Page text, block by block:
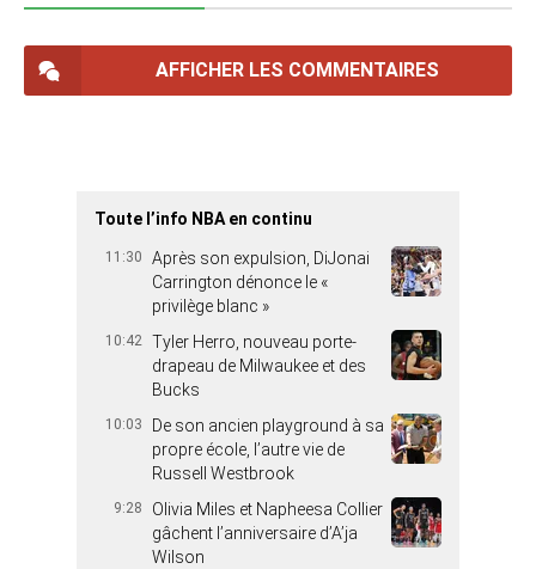
AFFICHER LES COMMENTAIRES
Toute l’info NBA en continu
11:30
Après son expulsion, DiJonai
Carrington dénonce le «
privilège blanc »
10:42 Tyler Herro, nouveau porte-
drapeau de Milwaukee et des
Bucks
10:03
De son ancien playground à sa
propre école, l’autre vie de
Russell Westbrook
9:28
Olivia Miles et Napheesa Collier
gâchent l’anniversaire d’A’ja
Wilson